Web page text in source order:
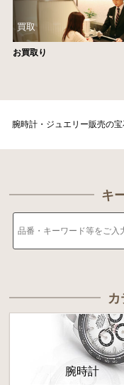
買取
お買取り
腕時計・ジュエリー販売の
キ
腕時計